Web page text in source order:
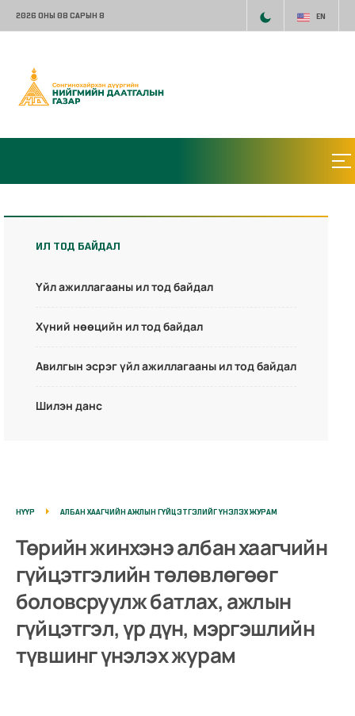
2026 ОНЫ 08 САРЫН 8 EN
ИЛ ТОД БАЙДАЛ
Үйл ажиллагааны ил тод байдал
Хүний нөөцийн ил тод байдал
Авилгын эсрэг үйл ажиллагааны ил тод байдал
Шилэн данс
НҮҮР АЛБАН ХААГЧИЙН АЖЛЫН ГҮЙЦЭТГЭЛИЙГ ҮНЭЛЭХ ЖУРАМ
Төрийн жинхэнэ албан хаагчийн
гүйцэтгэлийн төлөвлөгөөг
боловсруулж батлах, ажлын
гүйцэтгэл, үр дүн, мэргэшлийн
түвшинг үнэлэх журам